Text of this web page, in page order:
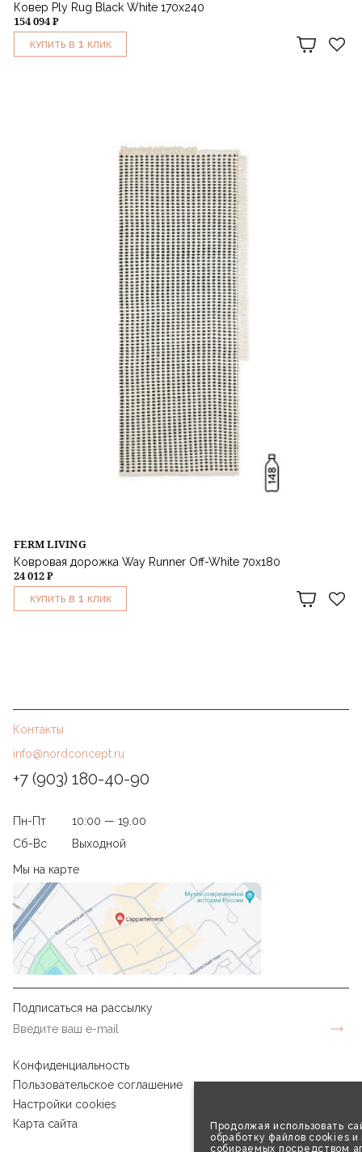
Продолжая использовать
обработку файлов cookies и
собираемых посредством
Ковер Ply Rug Black White 170x240
154 094 ₽
КУПИТЬ В 1 КЛИК
FERM LIVING
Ковровая дорожка Way Runner Off-White 70x180
24 012 ₽
КУПИТЬ В 1 КЛИК
Контакты
info@nordconcept.ru
+7 (903) 180-40-90
Пн-Пт
10:00 — 19.00
Сб-Вс
Выходной
Мы на карте
Подписаться на рассылку
Конфиденциальность
Пользовательское соглашение
Настройки cookies
Карта сайта